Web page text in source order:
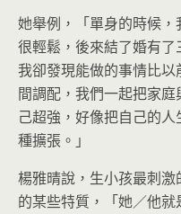
她舉例，「單身的時候
很輕鬆，後來結了婚有了
我卻發現能做的事情比
間調配，我們一起把家
己超強，好像把自己的
種擴張。」
楊雅晴說，生小孩最刺
的某些特質，「她／他